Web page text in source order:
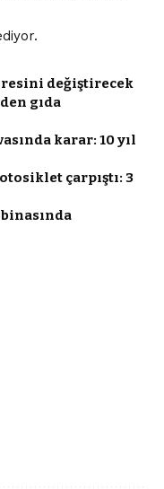
değiştirecek
gıda
karar: 10 yıl
çarpıştı: 3